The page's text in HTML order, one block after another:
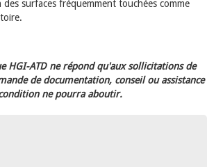
surfaces fréquemment touchées comme
HGI-ATD ne répond qu'aux sollicitations de
de documentation, conseil ou assistance
ne pourra aboutir.